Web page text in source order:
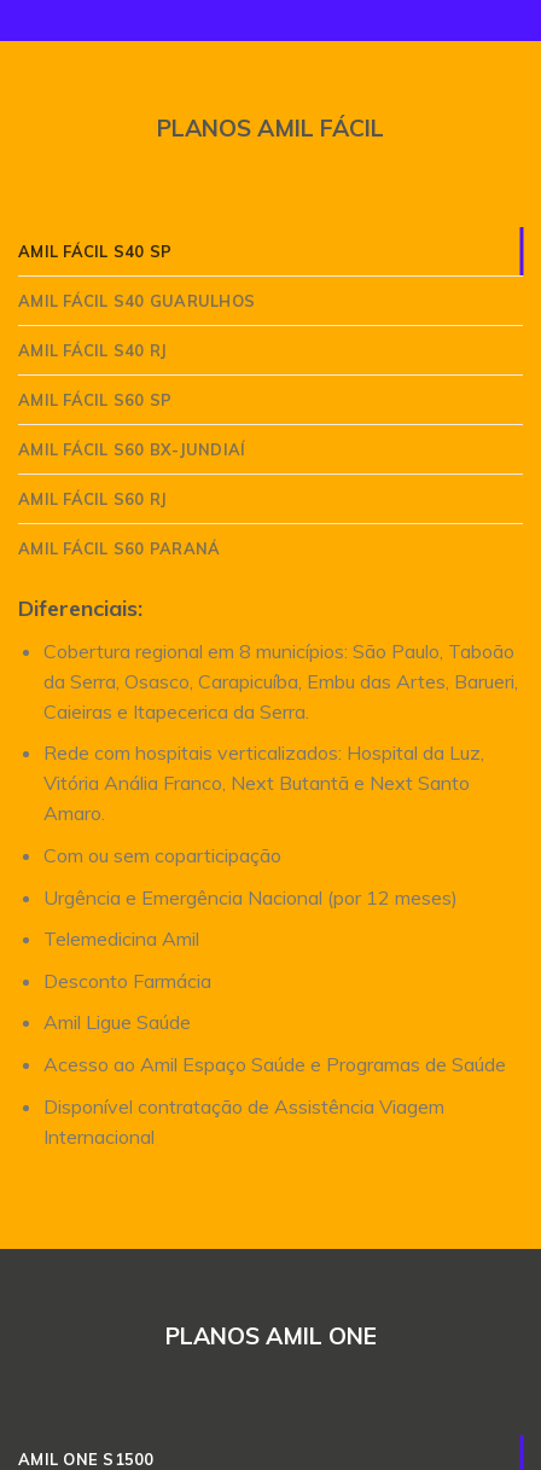
PLANOS AMIL FÁCIL
AMIL FÁCIL S40 SP
AMIL FÁCIL S40 GUARULHOS
AMIL FÁCIL S40 RJ
AMIL FÁCIL S60 SP
AMIL FÁCIL S60 BX-JUNDIAÍ
AMIL FÁCIL S60 RJ
AMIL FÁCIL S60 PARANÁ
Diferenciais:
Cobertura regional em 8 municípios: São Paulo, Taboão
da Serra, Osasco, Carapicuíba, Embu das Artes, Barueri,
Caieiras e Itapecerica da Serra.
Rede com hospitais verticalizados: Hospital da Luz,
Vitória Anália Franco, Next Butantã e Next Santo
Amaro.
Com ou sem coparticipação
Urgência e Emergência Nacional (por 12 meses)
Telemedicina Amil
Desconto Farmácia
Amil Ligue Saúde
Acesso ao Amil Espaço Saúde e Programas de Saúde
Disponível contratação de Assistência Viagem
Internacional
PLANOS AMIL ONE
AMIL ONE S1500